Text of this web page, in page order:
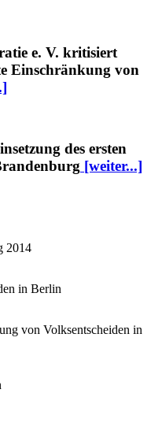
e. V. kritisiert
Einschränkung von
des ersten
[weiter...]
2014
in Berlin
von Volksentscheiden in